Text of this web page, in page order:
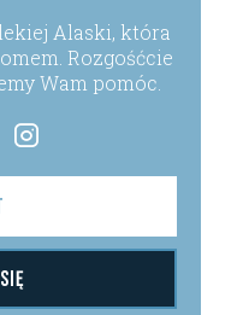
Alaski, która
Rozgośćcie
Wam pomóc.